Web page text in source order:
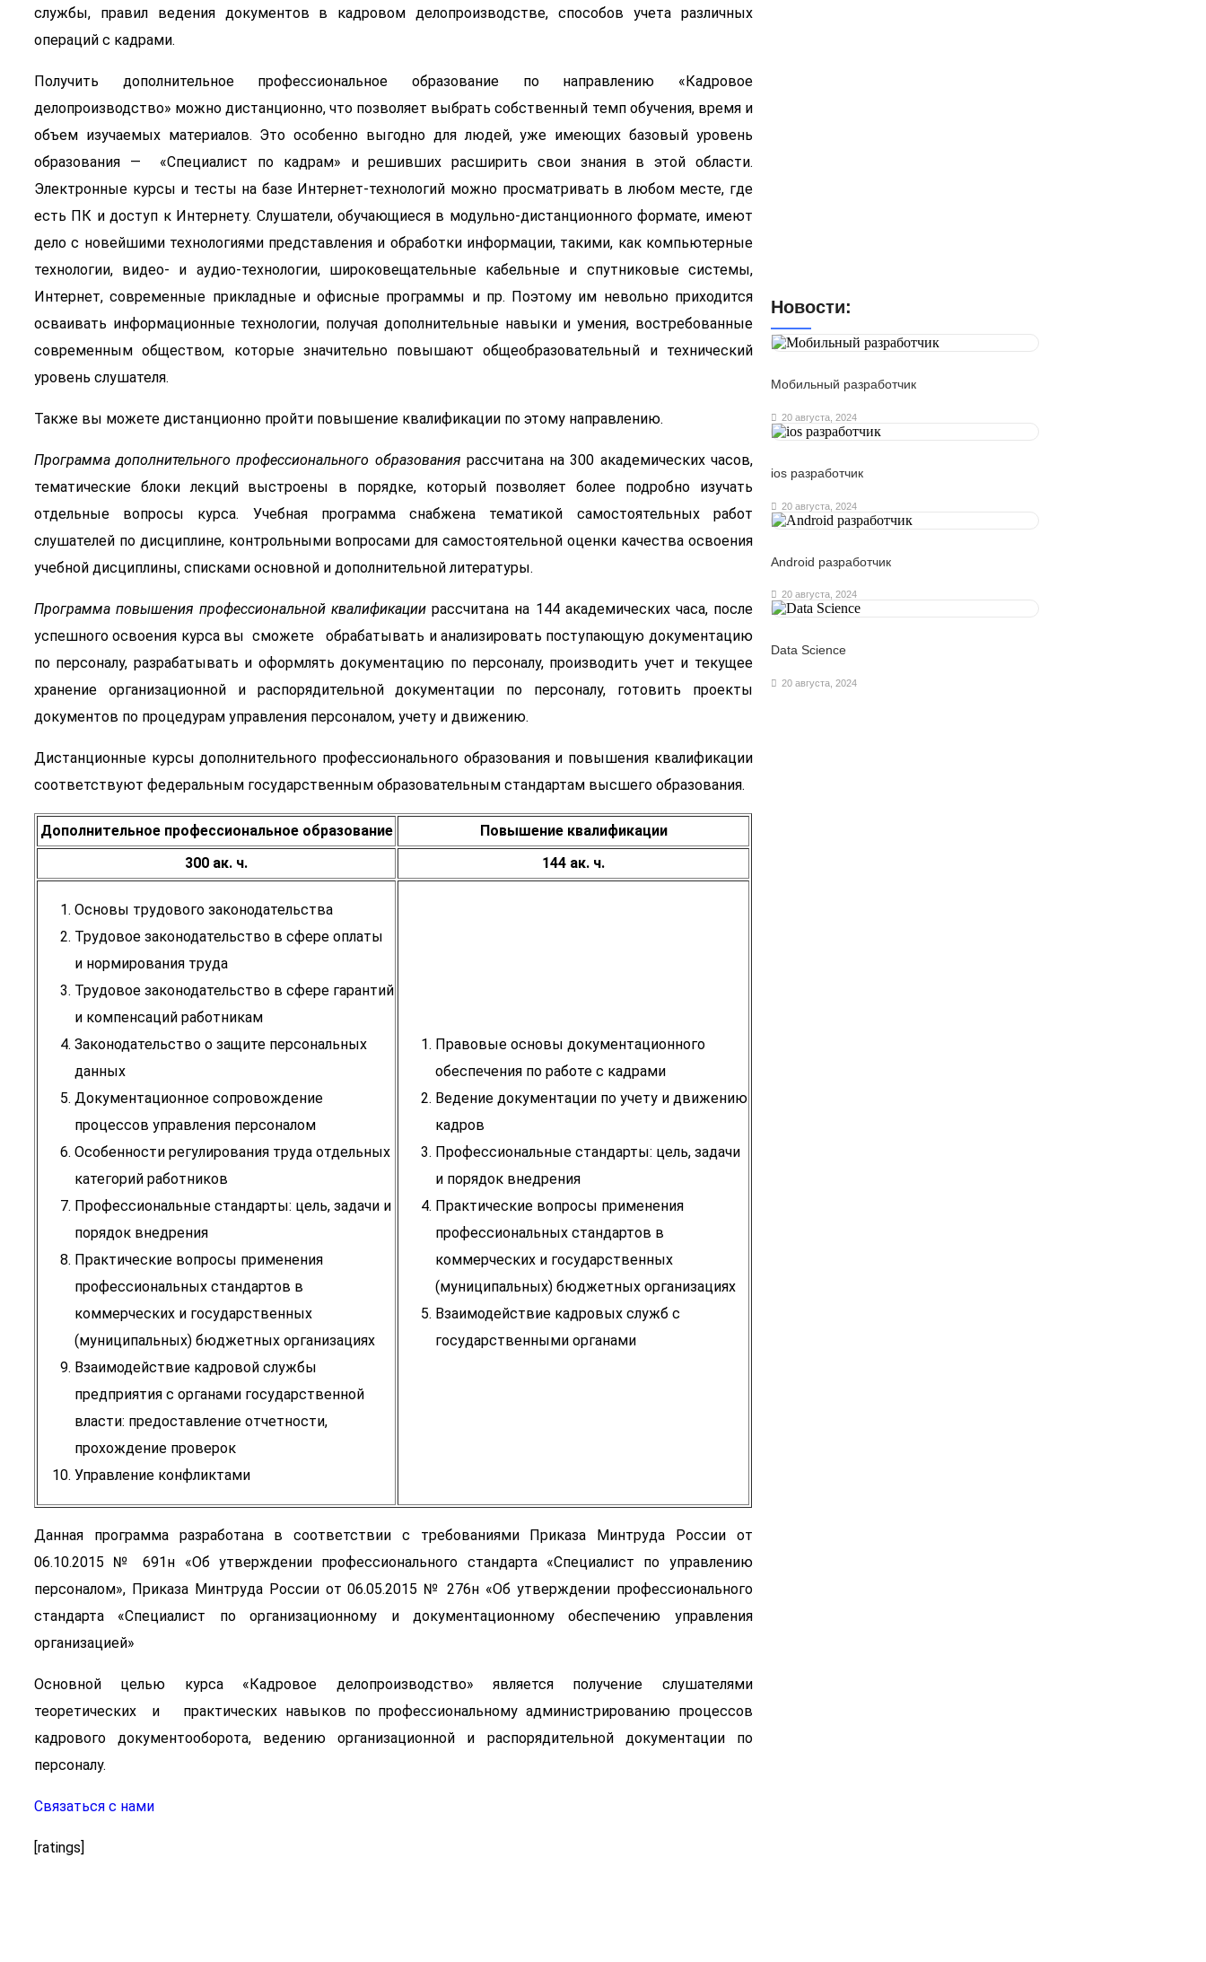
службы, правил ведения документов в кадровом делопроизводстве, способов учета различных
операций с кадрами.
Получить дополнительное профессиональное образование по направлению «Кадровое
делопроизводство» можно дистанционно, что позволяет выбрать собственный темп обучения, время и
объем изучаемых материалов. Это особенно выгодно для людей, уже имеющих базовый уровень
образования — «Специалист по кадрам» и решивших расширить свои знания в этой области.
Электронные курсы и тесты на базе Интернет-технологий можно просматривать в любом месте, где
есть ПК и доступ к Интернету. Слушатели, обучающиеся в модульно-дистанционного формате, имеют
дело с новейшими технологиями представления и обработки информации, такими, как компьютерные
технологии, видео- и аудио-технологии, широковещательные кабельные и спутниковые системы,
Интернет, современные прикладные и офисные программы и пр. Поэтому им невольно приходится
осваивать информационные технологии, получая дополнительные навыки и умения, востребованные
современным обществом, которые значительно повышают общеобразовательный и технический
уровень слушателя.
Также вы можете дистанционно пройти повышение квалификации по этому направлению.
Программа дополнительного профессионального образования рассчитана на 300 академических часов,
тематические блоки лекций выстроены в порядке, который позволяет более подробно изучать
отдельные вопросы курса. Учебная программа снабжена тематикой самостоятельных работ
слушателей по дисциплине, контрольными вопросами для самостоятельной оценки качества освоения
учебной дисциплины, списками основной и дополнительной литературы.
Программа повышения профессиональной квалификации рассчитана на 144 академических часа, после
успешного освоения курса вы сможете обрабатывать и анализировать поступающую документацию
по персоналу, разрабатывать и оформлять документацию по персоналу, производить учет и текущее
хранение организационной и распорядительной документации по персоналу, готовить проекты
документов по процедурам управления персоналом, учету и движению.
Дистанционные курсы дополнительного профессионального образования и повышения квалификации
соответствуют федеральным государственным образовательным стандартам высшего образования.
Дополнительное профессиональное образование
Повышение квалификации
300 ак. ч.
144 ак. ч.
Основы трудового законодательства
Трудовое законодательство в сфере оплаты
и нормирования труда
Трудовое законодательство в сфере гарантий
и компенсаций работникам
Законодательство о защите персональных
данных
Документационное сопровождение
процессов управления персоналом
Особенности регулирования труда отдельных
категорий работников
Профессиональные стандарты: цель, задачи и
порядок внедрения
Практические вопросы применения
профессиональных стандартов в
коммерческих и государственных
(муниципальных) бюджетных организациях
Взаимодействие кадровой службы
предприятия с органами государственной
власти: предоставление отчетности,
прохождение проверок
Управление конфликтами
Правовые основы документационного
обеспечения по работе с кадрами
Ведение документации по учету и движению
кадров
Профессиональные стандарты: цель, задачи
и порядок внедрения
Практические вопросы применения
профессиональных стандартов в
коммерческих и государственных
(муниципальных) бюджетных организациях
Взаимодействие кадровых служб с
государственными органами
Данная программа разработана в соответствии с требованиями Приказа Минтруда России от
06.10.2015 № 691н «Об утверждении профессионального стандарта «Специалист по управлению
персоналом», Приказа Минтруда России от 06.05.2015 № 276н «Об утверждении профессионального
стандарта «Специалист по организационному и документационному обеспечению управления
организацией»
Основной целью курса «Кадровое делопроизводство» является получение слушателями
теоретических и практических навыков по профессиональному администрированию процессов
кадрового документооборота, ведению организационной и распорядительной документации по
персоналу.
Связаться с нами
[ratings]
Новости:
Мобильный разработчик
20 августа, 2024
ios разработчик
20 августа, 2024
Android разработчик
20 августа, 2024
Data Science
20 августа, 2024